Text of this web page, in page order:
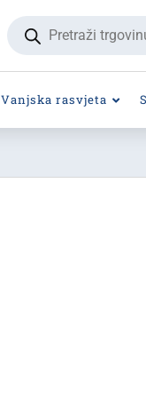
Products
search
Vanjska rasvjeta